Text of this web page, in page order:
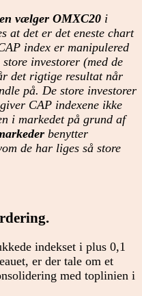
vælger OMXC20 i
at det er det eneste chart
index er manipulered
investorer (med de
det rigtige resultat når
på. De store investorer
CAP indexene ikke
i markedet på grund af
benytter
de har liges så store
indekset i plus 0,1
er der tale om et
med toplinien i